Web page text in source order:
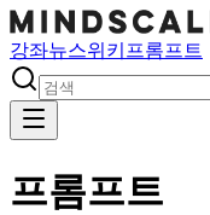
강좌뉴스위키 프롬프트
프롬프트